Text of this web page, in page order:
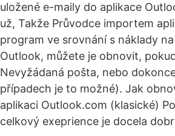
uložené e-maily do aplikace
už, Takže Průvodce importem
program ve srovnání s náklady
Outlook, můžete je obnovit,
Nevyžádaná pošta, nebo
případech je to možné). Jak
aplikaci Outlook.com (klasické)
celkový exeprience je docela